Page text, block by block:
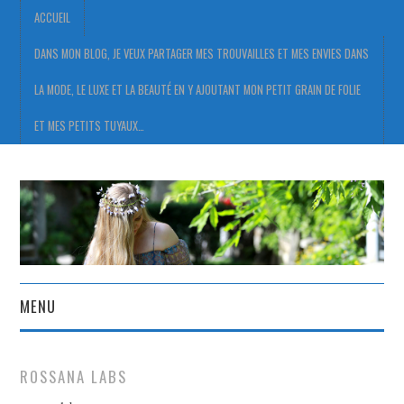
ACCUEIL
DANS MON BLOG, JE VEUX PARTAGER MES TROUVAILLES ET MES ENVIES DANS
LA MODE, LE LUXE ET LA BEAUTÉ EN Y AJOUTANT MON PETIT GRAIN DE FOLIE
ET MES PETITS TUYAUX…
MENU
DANS MON BLOG, JE VEUX
ROSSANA LABS